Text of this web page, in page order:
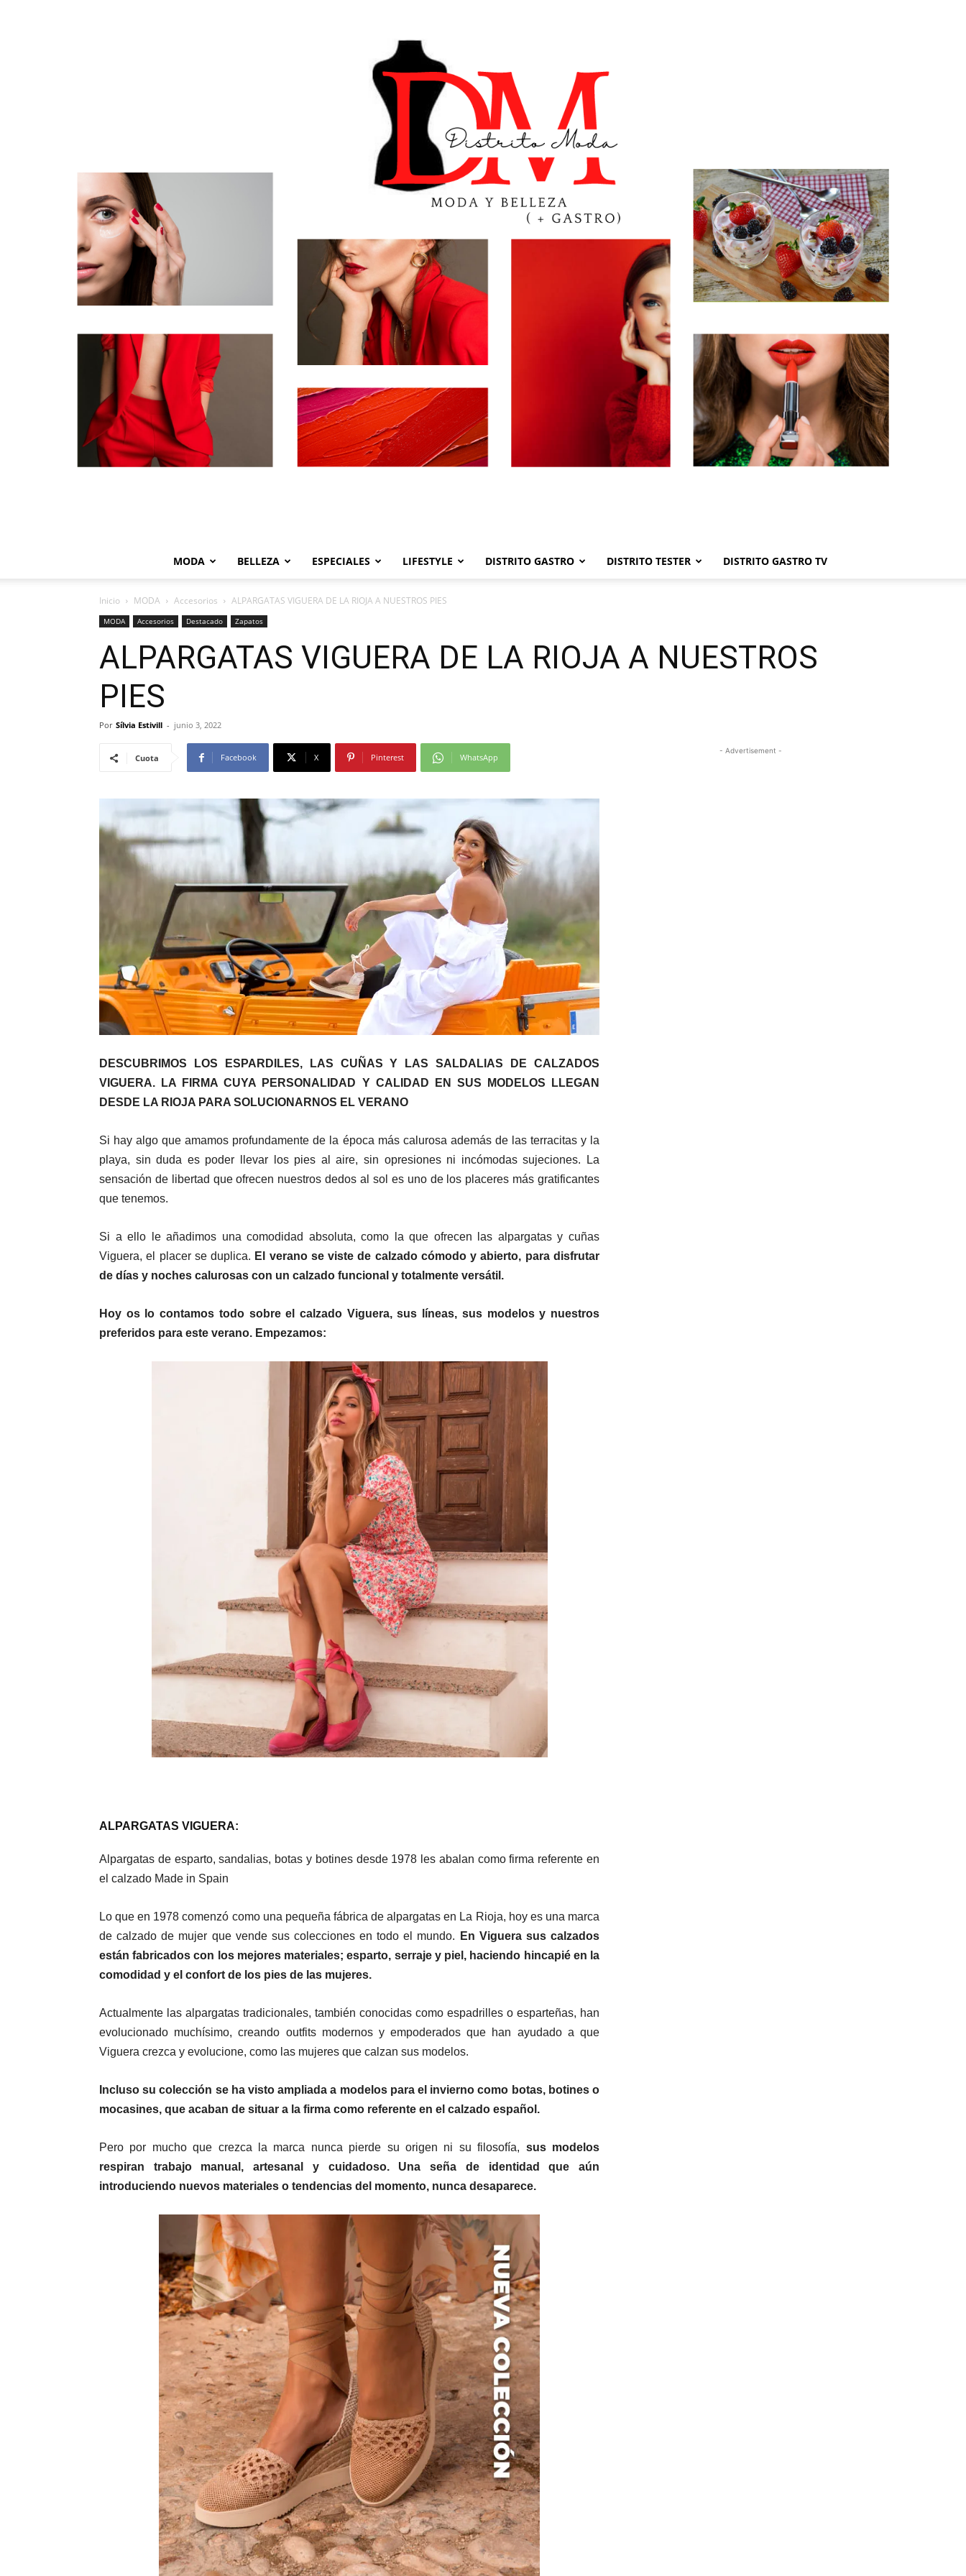
Gastro
MODA BELLEZA ESPECIALES LIFESTYLE DISTRITO GASTRO DISTRITO TESTER DISTRITO GASTRO TV
Inicio MODA Accesorios ALPARGATAS VIGUERA DE LA RIOJA A NUESTROS PIES
MODA Accesorios Destacado Zapatos
ALPARGATAS VIGUERA DE LA RIOJA A NUESTROS
PIES
Por Sílvia Estivill - junio 3, 2022
Cuota Facebook X Pinterest WhatsApp
DESCUBRIMOS LOS ESPARDILES, LAS CUÑAS Y LAS SALDALIAS DE CALZADOS
VIGUERA. LA FIRMA CUYA PERSONALIDAD Y CALIDAD EN SUS MODELOS LLEGAN
DESDE LA RIOJA PARA SOLUCIONARNOS EL VERANO
Si hay algo que amamos profundamente de la época más calurosa además de las terracitas y la
playa, sin duda es poder llevar los pies al aire, sin opresiones ni incómodas sujeciones. La
sensación de libertad que ofrecen nuestros dedos al sol es uno de los placeres más gratificantes
que tenemos.
Si a ello le añadimos una comodidad absoluta, como la que ofrecen las alpargatas y cuñas
Viguera, el placer se duplica. El verano se viste de calzado cómodo y abierto, para disfrutar
de días y noches calurosas con un calzado funcional y totalmente versátil.
Hoy os lo contamos todo sobre el calzado Viguera, sus líneas, sus modelos y nuestros
preferidos para este verano. Empezamos:
ALPARGATAS VIGUERA:
Alpargatas de esparto, sandalias, botas y botines desde 1978 les abalan como firma referente en
el calzado Made in Spain
Lo que en 1978 comenzó como una pequeña fábrica de alpargatas en La Rioja, hoy es una marca
de calzado de mujer que vende sus colecciones en todo el mundo. En Viguera sus calzados
están fabricados con los mejores materiales; esparto, serraje y piel, haciendo hincapié en la
comodidad y el confort de los pies de las mujeres.
Actualmente las alpargatas tradicionales, también conocidas como espadrilles o esparteñas, han
evolucionado muchísimo, creando outfits modernos y empoderados que han ayudado a que
Viguera crezca y evolucione, como las mujeres que calzan sus modelos.
Incluso su colección se ha visto ampliada a modelos para el invierno como botas, botines o
mocasines, que acaban de situar a la firma como referente en el calzado español.
Pero por mucho que crezca la marca nunca pierde su origen ni su filosofía, sus modelos
respiran trabajo manual, artesanal y cuidadoso. Una seña de identidad que aún
introduciendo nuevos materiales o tendencias del momento, nunca desaparece.
- Advertisement -